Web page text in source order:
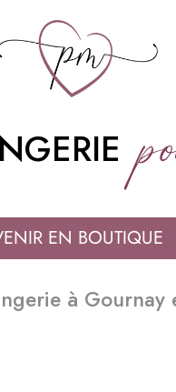
EN BOUTIQUE
à Gournay